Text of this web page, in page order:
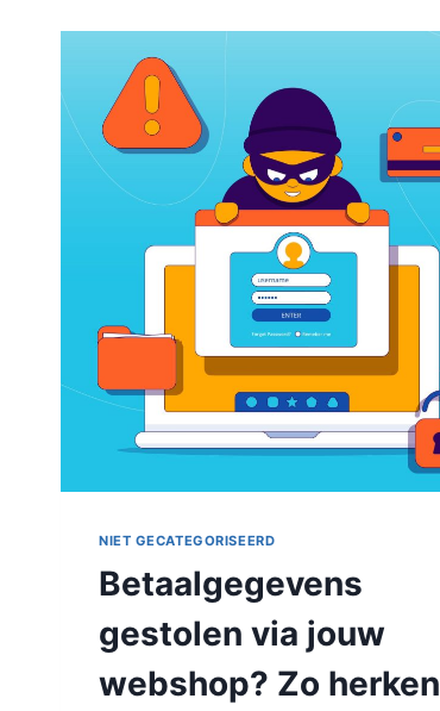
NIET GECATEGORISEERD
Betaalgegevens
gestolen via jouw
webshop? Zo herken